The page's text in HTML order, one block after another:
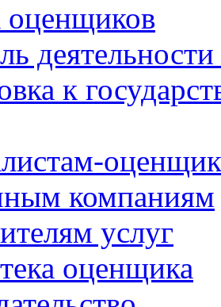
оценщиков
к
компаниям
услуг
оценщика